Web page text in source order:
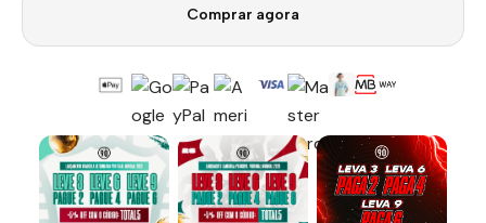
Comprar agora